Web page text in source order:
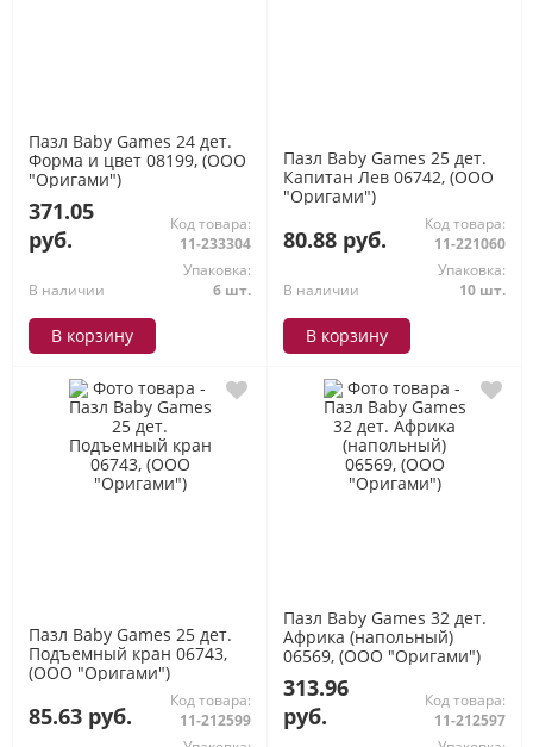
Пазл Baby Games 24 дет.
Форма и цвет 08199, (ООО
"Оригами")
371.05
руб.
Код товара:
11-233304
В наличии
Упаковка:
6 шт.
В корзину
Пазл Baby Games 25 дет.
Капитан Лев 06742, (ООО
"Оригами")
80.88 руб.
Код товара:
11-221060
В наличии
Упаковка:
10 шт.
В корзину
Пазл Baby Games 25 дет.
Подъемный кран 06743,
(ООО "Оригами")
85.63 руб.
Код товара:
11-212599
Пазл Baby Games 32 дет.
Африка (напольный)
06569, (ООО "Оригами")
313.96
руб.
Код товара:
11-212597